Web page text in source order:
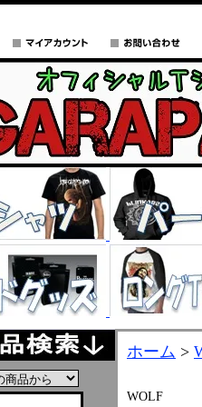
ホーム >
WOLF